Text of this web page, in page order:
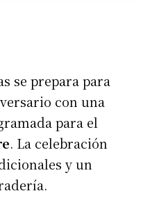
se prepara para
con una
para el
. La celebración
y un